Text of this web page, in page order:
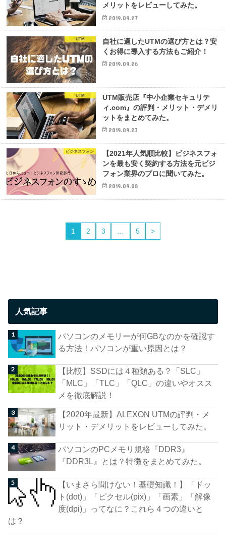
メリットをレビューしてみた。
2019.09.27
UTM
自社に適したUTMの選び方とは？安
くお得に導入する方法もご紹介！
2019.09.26
UTM
UTM販売店『中小企業セキュリテ
ィ.com』の評判・メリット・デメリ
ットをまとめてみた。
2019.09.23
ビジネスフォン
【2021年人気順比較】ビジネスフォ
ンを最も安く契約する方法を元ビジ
フォン業界のプロに聞いてみた。
2019.09.08
1 2 3 … 5 >
人気記事
パソコンのメモリーが何GBなのかを確認す
る方法！パソコンが重い原因とは？
【比較】SSDには４種類ある？「SLC」
「MLC」「TLC」「QLC」の違いやオスス
メを徹底解説！
【2020年最新】ALEXON UTMの評判・メ
リット・デメリットをレビューしてみた。
パソコンのPCメモリ規格『DDR3』
『DDR3L』とは？特徴をまとめてみた。
【いまさら聞けない！基礎知識！】「ドッ
ト(dot)」「ピクセル(pix)」「画素」「解像
度(dpi)」ってなに？これら４つの違いと
は？